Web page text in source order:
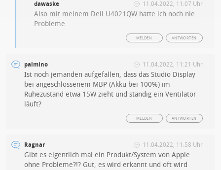
dawaske 11.04.2022, 11:07 Uhr
Also mit meinem Dell U4021QW hatte ich noch nie
Probleme
ANTWORTEN
MELDEN
palmino 11.04.2022, 11:21 Uhr
Ist noch jemanden aufgefallen, dass das Studio Display
bei angeschlossenem MBP (Akku bei 100%) im
Ruhezustand etwa 15W zieht und ständig ein Ventilator
läuft?
ANTWORTEN
MELDEN
Ragnar 11.04.2022, 11:58 Uhr
Gibt es eigentlich mal ein Produkt/System von Apple
ohne Probleme?!? Gut, es wird erkannt und oft wird